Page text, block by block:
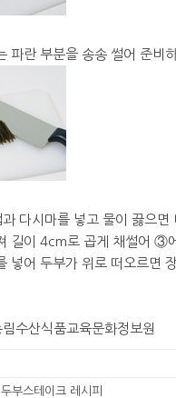
파란 부분을 송송 썰어 준비
다시마를 넣고 물이 끓으면
길이 4cm로 곱게 채썰어 ③
넣어 두부가 위로 떠오르면
수산식품교육문화정보원
부스테이크 레시피